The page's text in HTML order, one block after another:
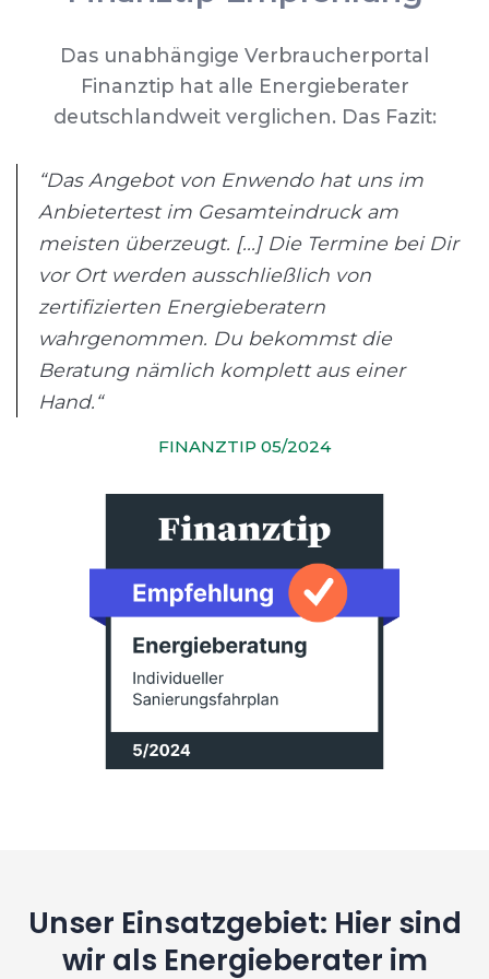
Das unabhängige Verbraucherportal
Finanztip hat alle Energieberater
deutschlandweit verglichen. Das Fazit:
“Das Angebot von Enwendo hat uns im
Anbietertest im Gesamteindruck am
meisten überzeugt. [...] Die Termine bei Dir
vor Ort werden ausschließlich von
zertifizierten Energieberatern
wahrgenommen. Du bekommst die
Beratung nämlich komplett aus einer
Hand.“
FINANZTIP 05/2024
Unser Einsatzgebiet: Hier sind
wir als Energieberater im